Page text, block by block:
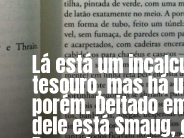
Lá está um
tesouro, mas há
porém. Deitado
dele está Smaug,